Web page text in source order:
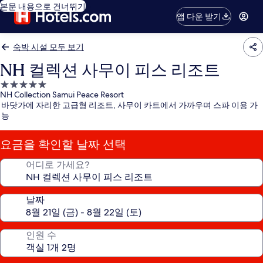
본문 내용으로 건너뛰기
앱 다운 받기
숙박 시설 모두 보기
NH 컬렉션 사무이 피스 리조트
5.0
성
급
숙
시
설
NH Collection Samui Peace Resort
바닷가에 자리한 고급형 리조트, 사무이 카트에서 가까우며 스파 이용 가
능
요금을 확인할 날짜 선택
어디로 가세요?
날짜
인원 수